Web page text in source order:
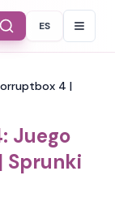
Select
ES
4 |
Juego
Sprunki